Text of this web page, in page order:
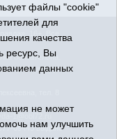
16+. Все
обязательна.
г. Ишим, ул.
1@obl72.ru
69445 выдано
файлы "cookie"
для
качества
ресурс, Вы
данных
не может
нам улучшить